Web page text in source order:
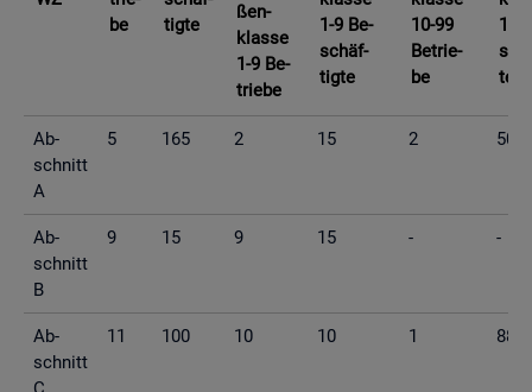
be
tig­te
ßen­
klas­se
1-9 Be­
trie­be
1-9 Be­
schäf­
tig­te
10-99
Be­trie­
be
10-
te
Ab­
schnitt
A
5 165 2 15 2 50
Ab­
schnitt
B
9 15 9 15 - -
Ab­
schnitt
11 100 10 10 1 88